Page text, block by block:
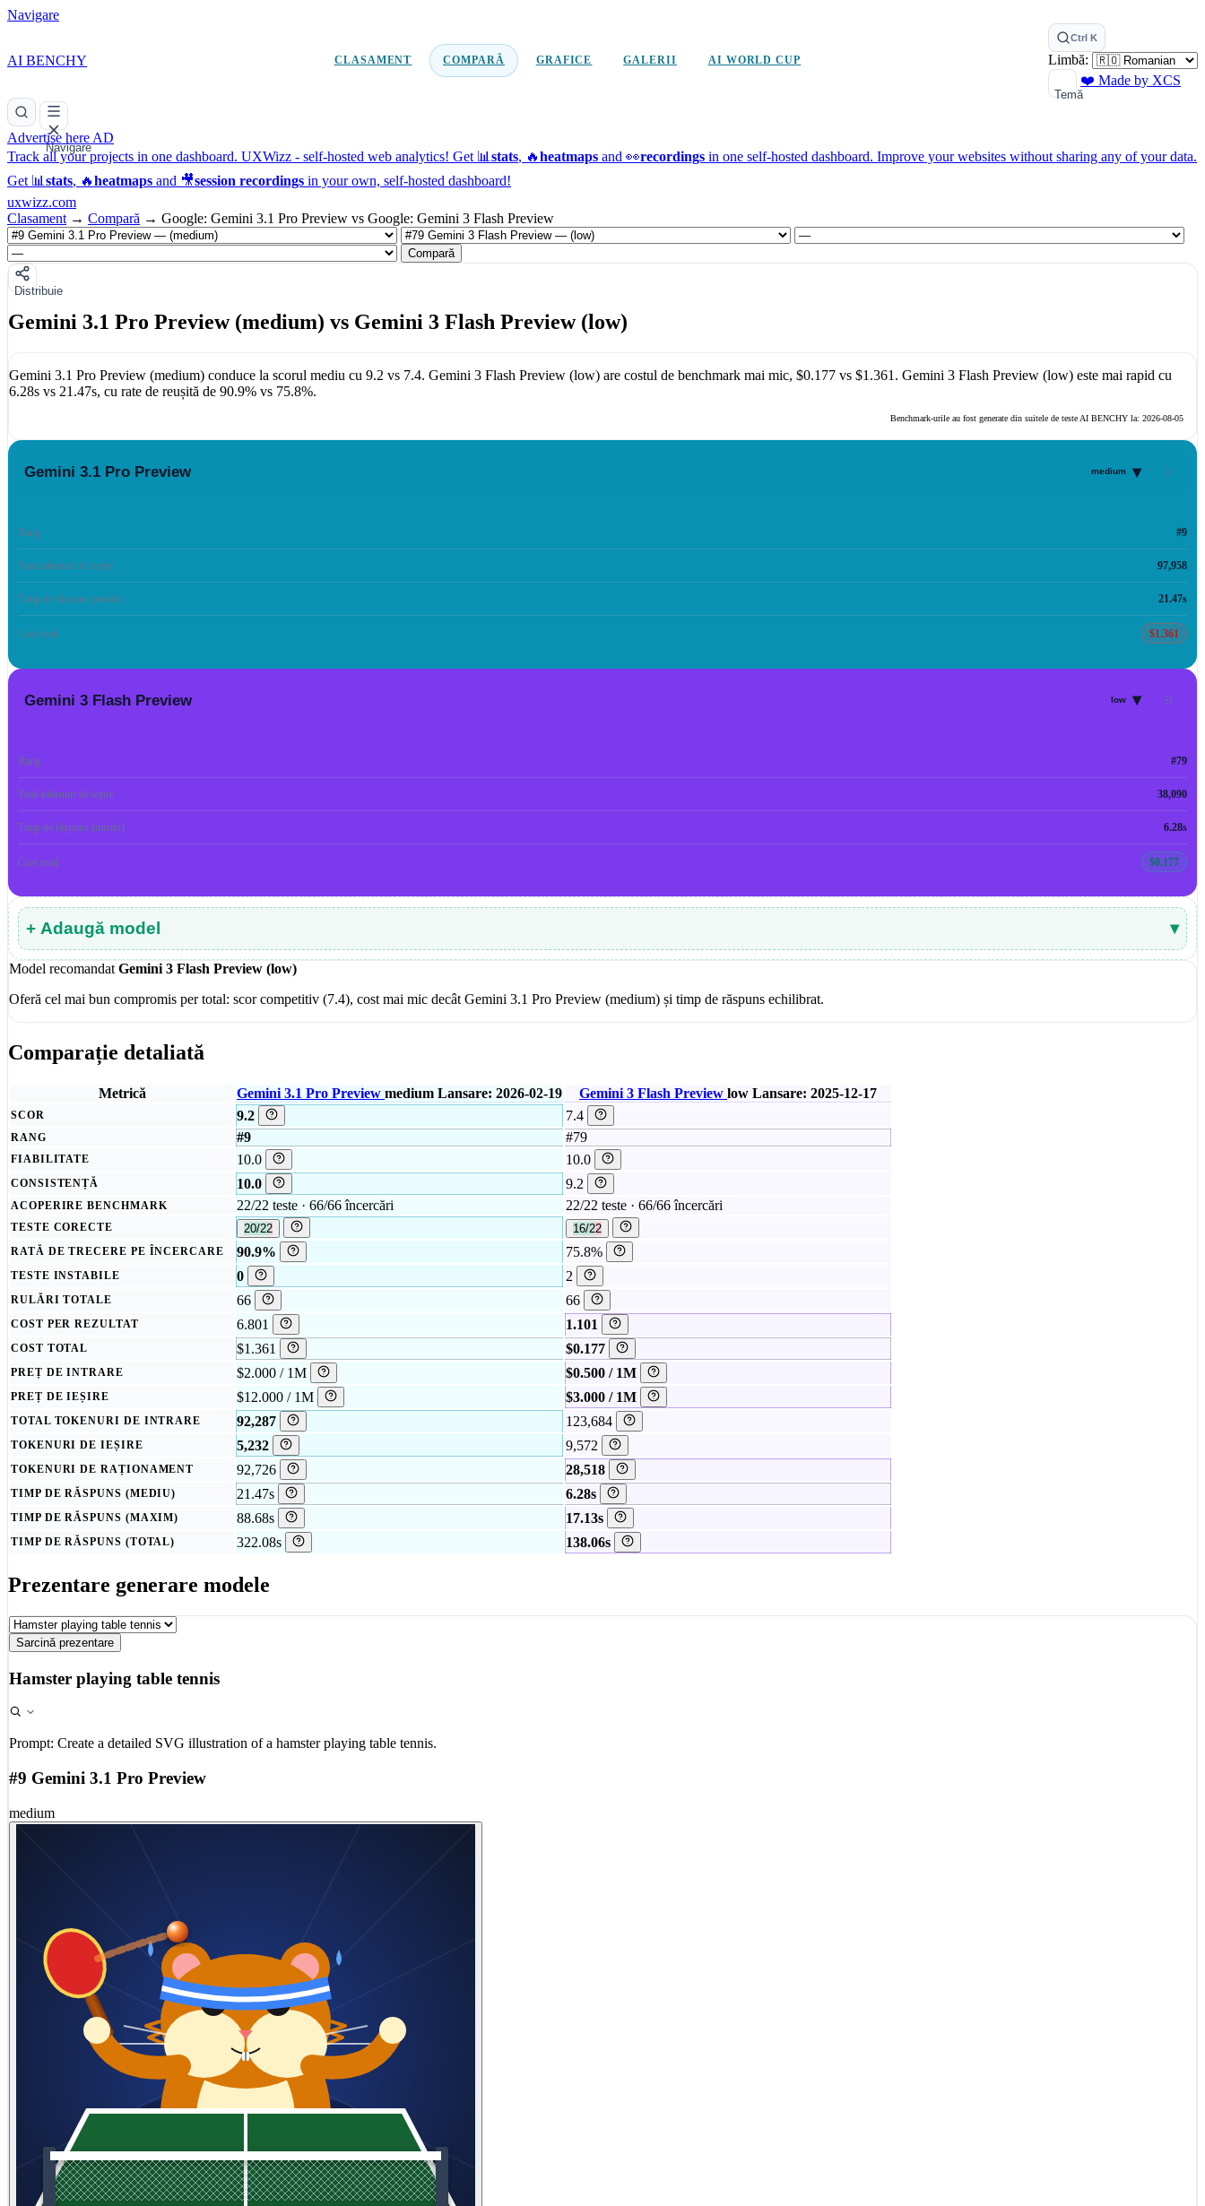
Navigare
AI BENCHY CLASAMENT COMPARĂ GRAFICE GALERII AI WORLD CUP
Ctrl K
Limbă:
Temă
❤️ Made by XCS
Navigare
Advertise here AD
Track all your projects in one dashboard. UXWizz - self-hosted web analytics! Get 📊 stats, 🔥heatmaps and 👀recordings in one self-hosted dashboard. Improve your websites without sharing any of your data.
Get 📊 stats, 🔥heatmaps and 🎥session recordings in your own, self-hosted dashboard!
uxwizz.com
Clasament → Compară → Google: Gemini 3.1 Pro Preview vs Google: Gemini 3 Flash Preview
Compară
Distribuie
Gemini 3.1 Pro Preview (medium) vs Gemini 3 Flash Preview (low)
Gemini 3.1 Pro Preview (medium) conduce la scorul mediu cu 9.2 vs 7.4. Gemini 3 Flash Preview (low) are costul de benchmark mai mic, $0.177 vs $1.361 . Gemini 3 Flash Preview (low) este mai rapid cu
6.28s vs 21.47s, cu rate de reușită de 90.9% vs 75.8%.
Benchmark-urile au fost generate din suitele de teste AI BENCHY la: 2026-08-05
Gemini 3.1 Pro Preview medium ▾
Rang #9
Total tokenuri de ieșire 97,958
Timp de răspuns (mediu) 21.47s
Cost total $1.361
Gemini 3 Flash Preview low ▾
Rang #79
Total tokenuri de ieșire 38,090
Timp de răspuns (mediu) 6.28s
Cost total $0.177
+ Adaugă model ▾
Model recomandat Gemini 3 Flash Preview (low)
Oferă cel mai bun compromis per total: scor competitiv (7.4), cost mai mic decât Gemini 3.1 Pro Preview (medium) și timp de răspuns echilibrat.
Comparație detaliată
Metrică Gemini 3.1 Pro Preview medium Lansare: 2026-02-19 Gemini 3 Flash Preview low Lansare: 2025-12-17
SCOR 9.2 7.4
RANG #9 #79
FIABILITATE 10.0 10.0
CONSISTENȚĂ 10.0 9.2
ACOPERIRE BENCHMARK 22/22 teste · 66/66 încercări 22/22 teste · 66/66 încercări
TESTE CORECTE 20/22 16/22
RATĂ DE TRECERE PE ÎNCERCARE 90.9% 75.8%
TESTE INSTABILE 0 2
RULĂRI TOTALE 66 66
COST PER REZULTAT 6.801 1.101
COST TOTAL $1.361 $0.177
PREȚ DE INTRARE $2.000 / 1M $0.500 / 1M
PREȚ DE IEȘIRE $12.000 / 1M $3.000 / 1M
TOTAL TOKENURI DE INTRARE 92,287 123,684
TOKENURI DE IEȘIRE 5,232 9,572
TOKENURI DE RAȚIONAMENT 92,726 28,518
TIMP DE RĂSPUNS (MEDIU) 21.47s 6.28s
TIMP DE RĂSPUNS (MAXIM) 88.68s 17.13s
TIMP DE RĂSPUNS (TOTAL) 322.08s 138.06s
Prezentare generare modele
Sarcină prezentare
Hamster playing table tennis
Prompt: Create a detailed SVG illustration of a hamster playing table tennis.
#9 Gemini 3.1 Pro Preview
medium